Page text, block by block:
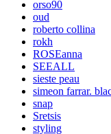
orso90
oud
roberto collina
rokh
ROSEanna
SEEALL
sieste peau
simeon farrar.
snap
Sretsis
styling